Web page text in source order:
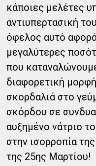
κάποιες μελέτες
αντιυπερτασική
όφελος αυτό
μεγαλύτερες
που
διαφορετική
σκορδαλιά στο
σκόρδου σε
αυξημένο νάτριο
στην ισορροπία
της 25ης Μαρτίου!